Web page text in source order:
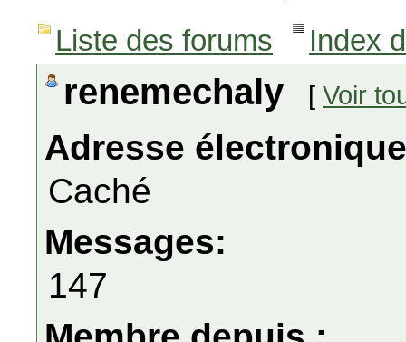
Liste des forums Index
renemechaly [ Voir
Adresse
Caché
Messages:
147